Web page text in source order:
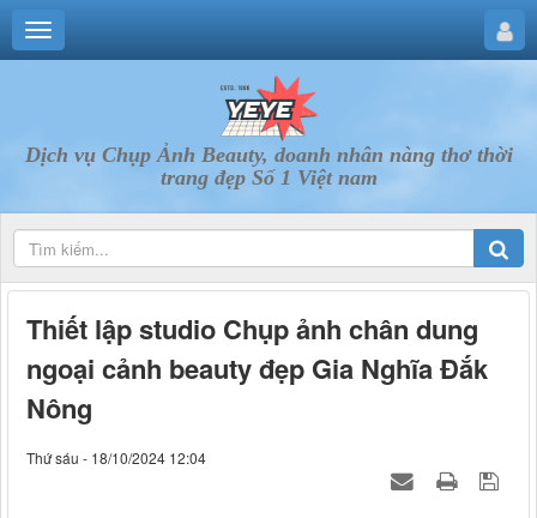
Dịch vụ Chụp Ảnh Beauty, doanh nhân nàng thơ thời
trang đẹp Số 1 Việt nam
Thiết lập studio Chụp ảnh chân dung
ngoại cảnh beauty đẹp Gia Nghĩa Đắk
Nông
Thứ sáu - 18/10/2024 12:04